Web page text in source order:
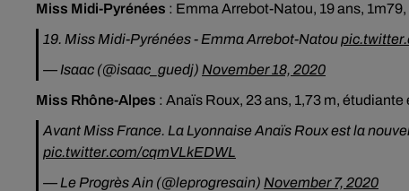
Miss Midi-Pyrénées : Emma Arrebot-Natou, 19 ans,
19. Miss Midi-Pyrénées - Emma Arrebot-Natou
— Isaac (@isaac_guedj) November 18, 2020
Miss Rhône-Alpes : Anaïs Roux, 23 ans, 1,73 m,
Avant Miss France. La Lyonnaise Anaïs Roux est la
pic.twitter.com/cqmVLkEDWL
— Le Progrès Ain (@leprogresain) November 7, 2020